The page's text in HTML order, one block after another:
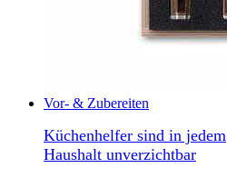
Vor- & Zubereiten
Küchenhelfer sind in jedem
Haushalt unverzichtbar